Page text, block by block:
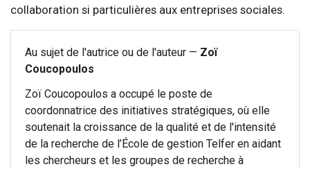
collaboration si particulières aux entreprises sociales.
Au sujet de l'autrice ou de l'auteur — Zoï
Coucopoulos
Zoï Coucopoulos a occupé le poste de
coordonnatrice des initiatives stratégiques, où elle
soutenait la croissance de la qualité et de l'intensité
de la recherche de l’École de gestion Telfer en aidant
les chercheurs et les groupes de recherche à